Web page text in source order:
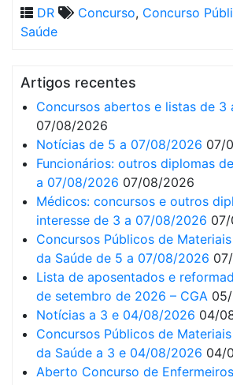
DR
Concurso, Concurso
Saúde
Artigos recentes
Concursos abertos e listas de
07/08/2026
Notícias de 5 a 07/08/2026 07/
Funcionários: outros diplomas
a 07/08/2026 07/08/2026
Médicos: concursos e outros
interesse de 3 a 07/08/2026
Concursos Públicos de
da Saúde de 5 a 07/08/2026
Lista de aposentados e
de setembro de 2026 – CGA
Notícias a 3 e 04/08/2026 04/
Concursos Públicos de
da Saúde a 3 e 04/08/2026 04/
Aberto Concurso de